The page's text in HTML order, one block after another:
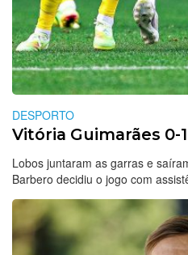
DESPORTO
Vitória Guimarães 0-
Lobos juntaram as garras e
Barbero decidiu o jogo com